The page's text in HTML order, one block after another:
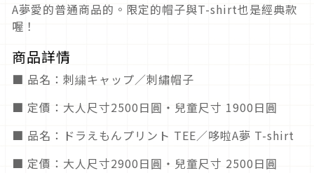
A夢愛的普通商品的。限定的帽子與T-shirt也是經典款
喔！
商品詳情
■ 品名：刺繍キャップ／刺繡帽子
■ 定價：大人尺寸2500日圓・兒童尺寸 1900日圓
■ 品名：ドラえもんプリント TEE／哆啦A夢 T-shirt
■ 定價：大人尺寸2900日圓・兒童尺寸 2500日圓